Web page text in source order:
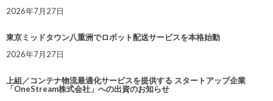
2026年7月27日
東京ミッドタウン八重洲でロボット配送サービスを本格始動
2026年7月27日
上組／コンテナ物流最適化サービスを提供する スタートアップ企業
「OneStream株式会社」への出資のお知らせ